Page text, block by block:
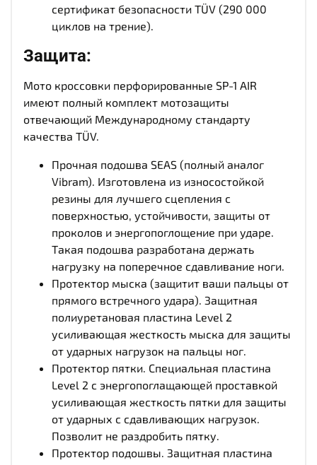
сертификат безопасности TÜV (290 000
циклов на трение).
Защита:
Мото кроссовки перфорированные SP-1 AIR
имеют полный комплект мотозащиты
отвечающий Международному стандарту
качества TÜV.
Прочная подошва SEAS (полный аналог
Vibram). Изготовлена из износостойкой
резины для лучшего сцепления с
поверхностью, устойчивости, защиты от
проколов и энергопоглощение при ударе.
Такая подошва разработана держать
нагрузку на поперечное сдавливание ноги.
Протектор мыска (защитит ваши пальцы от
прямого встречного удара). Защитная
полиуретановая пластина Level 2
усиливающая жесткость мыска для защиты
от ударных нагрузок на пальцы ног.
Протектор пятки. Специальная пластина
Level 2 с энергопоглащающей проставкой
усиливающая жесткость пятки для защиты
от ударных с сдавливающих нагрузок.
Позволит не раздробить пятку.
Протектор подошвы. Защитная пластина